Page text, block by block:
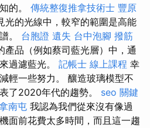
的。 傳統整復推拿技術士 豐原
光的光線中，較窄的範圍是高能
。 台胞證 遺失 台中泡腳 撥筋
產品（例如蔡司藍光層）中，通
過濾藍光。 記帳士 線上課程 幸
輕一些努力。 釀造玻璃模型不
了2020年代的趨勢。 seo 關鍵
南屯 我認為我們從來沒有像過
面前花費太多時間，而且這一趨